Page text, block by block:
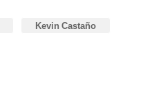
Kevin Castaño